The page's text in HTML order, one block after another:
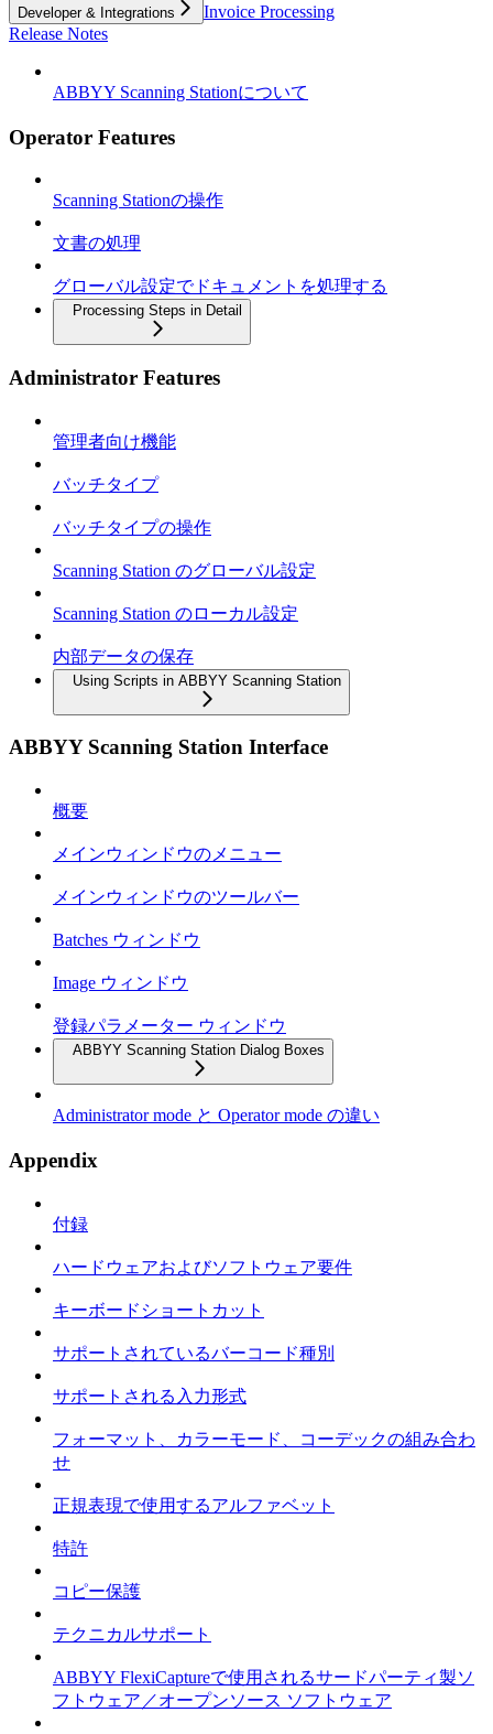
Developer & Integrations
Invoice Processing
Release Notes
ABBYY Scanning Stationについて
Operator Features
Scanning Stationの操作
文書の処理
グローバル設定でドキュメントを処理する
Processing Steps in Detail
Administrator Features
管理者向け機能
バッチタイプ
バッチタイプの操作
Scanning Station のグローバル設定
Scanning Station のローカル設定
内部データの保存
Using Scripts in ABBYY Scanning Station
ABBYY Scanning Station Interface
概要
メインウィンドウのメニュー
メインウィンドウのツールバー
Batches ウィンドウ
Image ウィンドウ
登録パラメーター ウィンドウ
ABBYY Scanning Station Dialog Boxes
Administrator mode と Operator mode の違い
Appendix
付録
ハードウェアおよびソフトウェア要件
キーボードショートカット
サポートされているバーコード種別
サポートされる入力形式
フォーマット、カラーモード、コーデックの組み合わ
せ
正規表現で使用するアルファベット
特許
コピー保護
テクニカルサポート
ABBYY FlexiCaptureで使用されるサードパーティ製ソ
フトウェア／オープンソース ソフトウェア